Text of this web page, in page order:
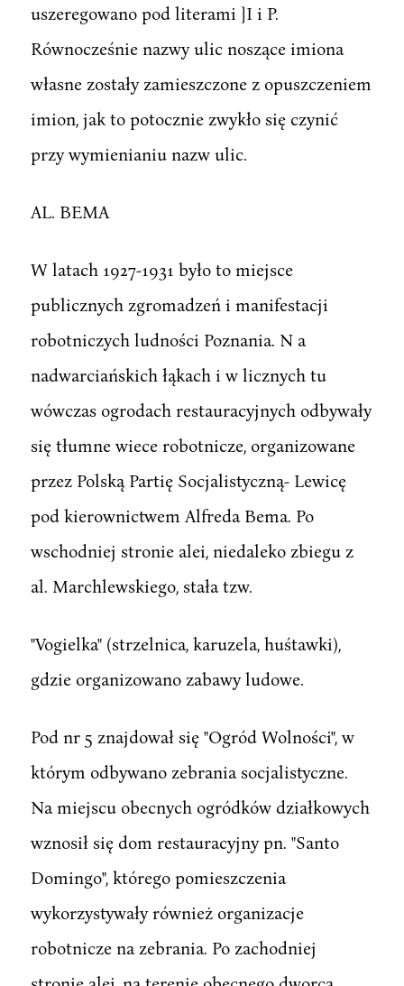
uszeregowano pod literami ]I i P.
Równocześnie nazwy ulic noszące imiona
własne zostały zamieszczone z opuszczeniem
imion, jak to potocznie zwykło się czynić
przy wymienianiu nazw ulic.
AL. BEMA
W latach 1927-1931 było to miejsce
publicznych zgromadzeń i manifestacji
robotniczych ludności Poznania. N a
nadwarciańskich łąkach i w licznych tu
wówczas ogrodach restauracyjnych odbywały
się tłumne wiece robotnicze, organizowane
przez Polską Partię Socjalistyczną- Lewicę
pod kierownictwem Alfreda Bema. Po
wschodniej stronie alei, niedaleko zbiegu z
al. Marchlewskiego, stała tzw.
"Vogielka" (strzelnica, karuzela, huśtawki),
gdzie organizowano zabawy ludowe.
Pod nr 5 znajdował się "Ogród Wolności", w
którym odbywano zebrania socjalistyczne.
Na miejscu obecnych ogródków działkowych
wznosił się dom restauracyjny pn. "Santo
Domingo", którego pomieszczenia
wykorzystywały również organizacje
robotnicze na zebrania. Po zachodniej